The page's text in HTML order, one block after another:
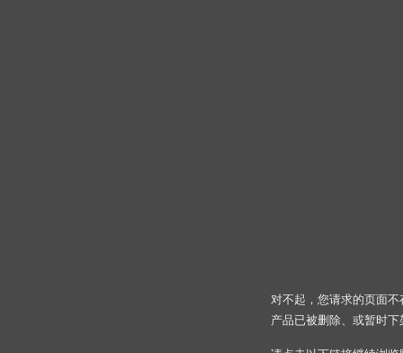
对不起，您请求的页面
产品已被删除、或暂时下